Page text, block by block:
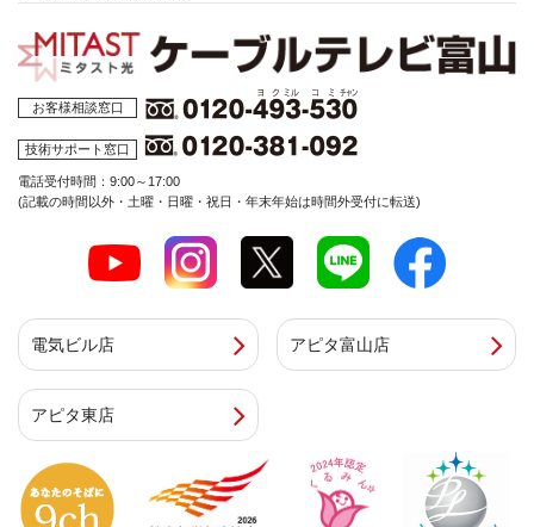
お客様相談窓口
技術サポート窓口
電話受付時間：9:00～17:00
(記載の時間以外・土曜・日曜・祝日・年末年始は時間外受付に転送)
電気ビル店 アピタ富山店
アピタ東店